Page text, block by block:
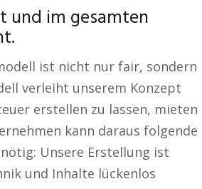
und im gesamten
ist nicht nur fair, sondern
verleiht unserem Konzept
erstellen zu lassen, mieten
kann daraus folgende
Unsere Erstellung ist
und Inhalte lückenlos